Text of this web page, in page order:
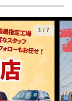
1 / 7